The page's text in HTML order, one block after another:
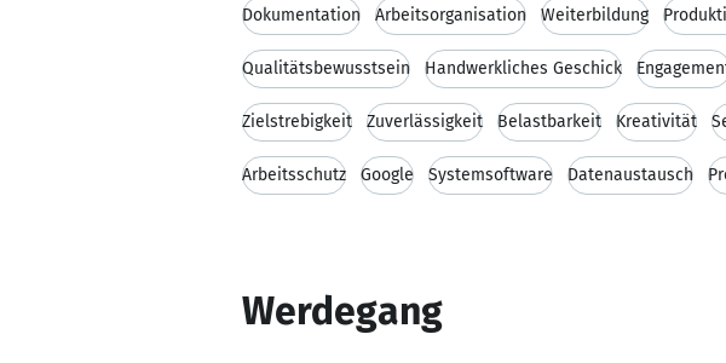
Dokumentation Arbeitsorganisation Weiterbildung
Qualitätsbewusstsein Handwerkliches Geschick
Zielstrebigkeit Zuverlässigkeit Belastbarkeit Kreativität
Arbeitsschutz Google Systemsoftware Datenaustausch
Werdegang